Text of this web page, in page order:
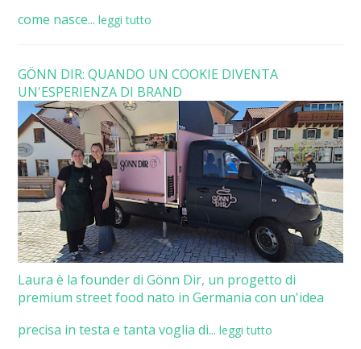
come nasce... leggi tutto
GÖNN DIR: QUANDO UN COOKIE DIVENTA
UN'ESPERIENZA DI BRAND
Laura è la founder di Gönn Dir, un progetto di
premium street food nato in Germania con un'idea
precisa in testa e tanta voglia di... leggi tutto